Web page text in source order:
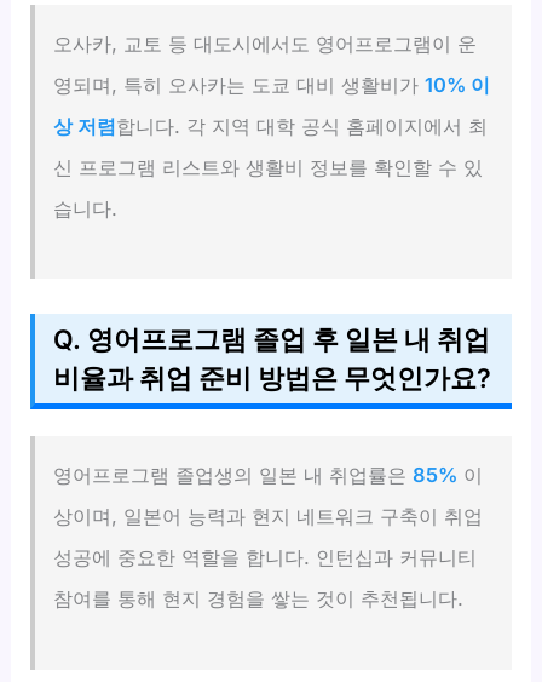
오사카, 교토 등 대도시에서도 영어프로그램이 운
영되며, 특히 오사카는 도쿄 대비 생활비가10% 이
상 저렴합니다. 각 지역 대학 공식 홈페이지에서 최
신 프로그램 리스트와 생활비 정보를 확인할 수 있
습니다.
Q. 영어프로그램 졸업 후 일본 내 취업
비율과 취업 준비 방법은 무엇인가요?
영어프로그램 졸업생의 일본 내 취업률은85% 이
상이며, 일본어 능력과 현지 네트워크 구축이 취업
성공에 중요한 역할을 합니다. 인턴십과 커뮤니티
참여를 통해 현지 경험을 쌓는 것이 추천됩니다.